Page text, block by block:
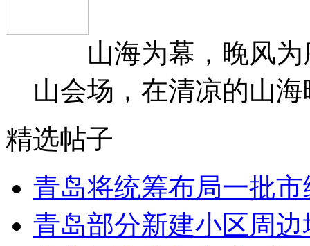
山海为幕，晚风为
山会场，在清凉的山
精选帖子
青岛将统筹布局一批市
青岛部分新建小区周